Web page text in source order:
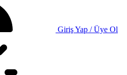
Giriş Yap / Üye Ol